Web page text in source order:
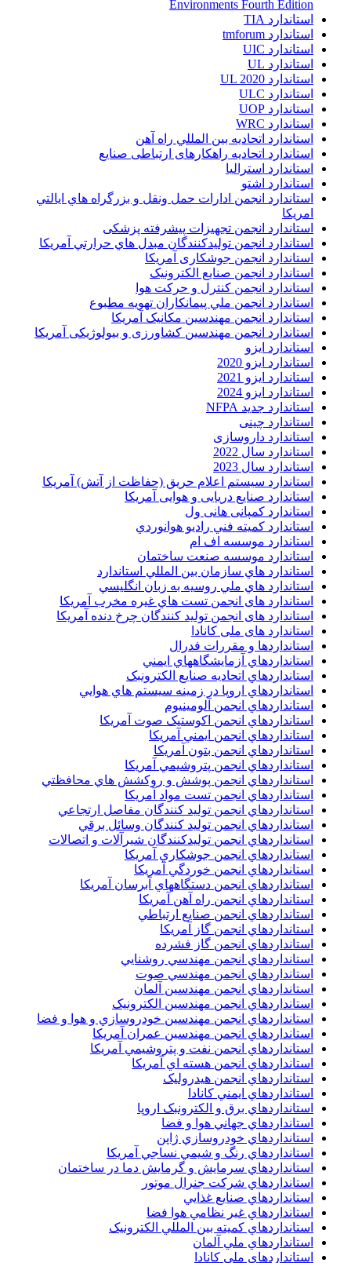
Environments Fourth Edition
استاندارد TIA
استاندارد tmforum
استاندارد UIC
استاندارد UL
استاندارد UL 2020
استاندارد ULC
استاندارد UOP
استاندارد WRC
استاندارد اتحاديه بين المللي راه آهن
استاندارد اتحادیه راهکارهای ارتباطی صنایع
استاندارد استرالیا
استاندارد اشتو
استاندارد انجمن ادارات حمل ونقل و بزرگراه هاي ايالتي
امريکا
استاندارد انجمن تجهیزات پیشرفته پزشکی
استاندارد انجمن توليدکنندگان مبدل هاي حرارتي آمريکا
استاندارد انجمن جوشکاری آمریکا
استاندارد انجمن صنايع الکترونيک
استاندارد انجمن کنترل و حرکت هوا
استاندارد انجمن ملي پيمانکاران تهويه مطبوع
استاندارد انجمن مهندسين مکانيک آمريکا
استاندارد انجمن مهندسین کشاورزی و بیولوژیکی آمریکا
استاندارد ایزو
استاندارد ایزو 2020
استاندارد ایزو 2021
استاندارد ایزو 2024
استاندارد جدید NFPA
استاندارد چینی
استاندارد داروسازی
استاندارد سال 2022
استاندارد سال 2023
استاندارد سیستم اعلام حریق (حفاظت از آتش) آمریکا
استاندارد صنایع دریایی و هوایی آمریکا
استاندارد کمپانی هانی ول
استاندارد کميته فني راديو هوانوردي
استاندارد موسسه اف ام
استاندارد موسسه صنعت ساختمان
استاندارد هاي سازمان بين المللي استاندارد
استاندارد هاي ملي روسيه به زبان انگليسي
استاندارد های انجمن تست هاي غيره مخرب آمريکا
استاندارد های انجمن توليد کنندگان چرخ دنده آمريکا
استاندارد های ملی کانادا
استانداردها و مقررات فدرال
استانداردهاي آزمايشگاههاي ايمني
استانداردهاي اتحاديه صنايع الکترونبک
استانداردهاي اروپا در زمينه سيستم هاي هوايي
استانداردهاي انجمن آلومينيوم
استانداردهاي انجمن اکوستيک صوت آمريکا
استانداردهاي انجمن ايمني آمريکا
استانداردهاي انجمن بتون آمريکا
استانداردهاي انجمن پتروشيمي آمريکا
استانداردهاي انجمن پوشش و روکشش هاي محافظتي
استانداردهاي انجمن تست مواد آمريکا
استانداردهاي انجمن توليد کنندگان مفاصل ارتجاعي
استانداردهاي انجمن توليد کنندگان وسائل برقي
استانداردهاي انجمن توليدکنندگان شيرآلات و اتصالات
استانداردهاي انجمن جوشکاري آمريکا
استانداردهاي انجمن خوردگي آمريکا
استانداردهاي انجمن دستگاههاي آبرسان آمريکا
استانداردهاي انجمن راه آهن آمريکا
استانداردهاي انجمن صنايع ارتباطي
استانداردهاي انجمن گاز آمريکا
استانداردهاي انجمن گاز فشرده
استانداردهاي انجمن مهندسي روشنايي
استانداردهاي انجمن مهندسي صوت
استانداردهاي انجمن مهندسين آلمان
استانداردهاي انجمن مهندسين الکترونيک
استانداردهاي انجمن مهندسين خودروسازي و هوا و فضا
استانداردهاي انجمن مهندسين عمران آمريکا
استانداردهاي انجمن نفت و پتروشيمي آمريکا
استانداردهاي انجمن هسته اي آمريکا
استانداردهاي انجمن هيدروليک
استانداردهاي ايمني کانادا
استانداردهاي برق و الکترونبک اروپا
استانداردهاي جهاني هوا و فضا
استانداردهاي خودروسازي ژاپن
استانداردهاي رنگ و شيمي نساجي آمريکا
استانداردهاي سرمايش و گرمايش دما در ساختمان
استانداردهاي شرکت جنرال موتور
استانداردهاي صنايع غذايي
استانداردهاي غير نظامي هوا فضا
استانداردهاي کميته بين المللي الکترونيک
استانداردهاي ملي آلمان
استانداردهاي ملي کانادا